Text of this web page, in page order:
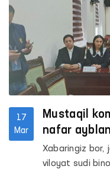
17
Mar
Mustaqil
nafar
tamoyillari
so‘radi
Xabaringiz bor,
viloyat sudi